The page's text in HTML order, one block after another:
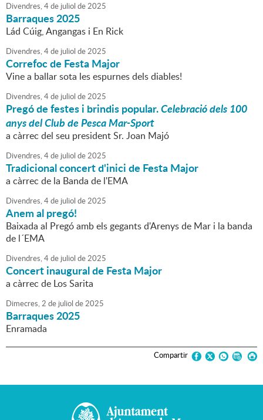
Divendres,4de juliol de2025
Barraques 2025
Lád Cúig, Angangas i En Rick
Divendres,4de juliol de2025
Correfoc de Festa Major
Vine a ballar sota les espurnes dels diables!
Divendres,4de juliol de2025
Pregó de festes i brindis popular.Celebració dels 100
anys del Club de Pesca Mar-Sport
a càrrec del seu president Sr. Joan Majó
Divendres,4de juliol de2025
Tradicional concert d'inici de Festa Major
a càrrec de la Banda de l'EMA
Divendres,4de juliol de2025
Anem al pregó!
Baixada al Pregó amb els gegants d'Arenys de Mar i la banda
de l´EMA
Divendres,4de juliol de2025
Concert inaugural de Festa Major
a càrrec de Los Sarita
Dimecres,2 de juliol de2025
Barraques 2025
Enramada
Compartir